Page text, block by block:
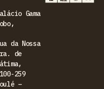
Gama
da Nossa
de
259
–